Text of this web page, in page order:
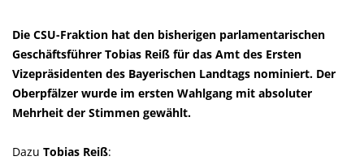
Die CSU-Fraktion hat den bisherigen parlamentarischen
Geschäftsführer Tobias Reiß für das Amt des Ersten
Vizepräsidenten des Bayerischen Landtags nominiert. Der
Oberpfälzer wurde im ersten Wahlgang mit absoluter
Mehrheit der Stimmen gewählt.
Dazu Tobias Reiß: